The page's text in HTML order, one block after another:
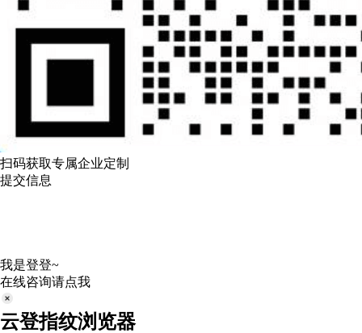
扫码获取专属企业定制
提交信息
我是登登~
在线咨询请点我
云登指纹浏览器